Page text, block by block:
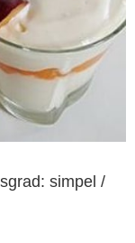
simpel /